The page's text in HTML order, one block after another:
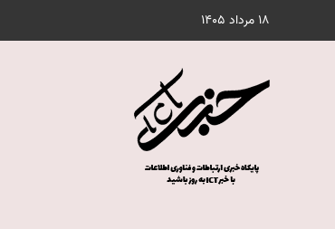
18 مرداد 1405